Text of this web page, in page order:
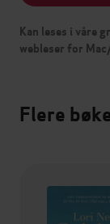
Kan leses i våre
webleser for
Flere